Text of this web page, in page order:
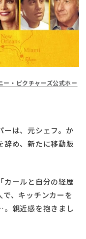
・ピクチャーズ公式ホー
ーは、元シェフ。か
辞め、新たに移動販
カールと自分の経歴
、キッチンカーを
親近感を抱きまし